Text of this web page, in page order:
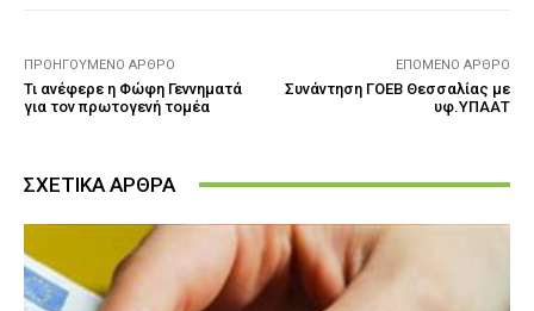
ΠΡΟΗΓΟΎΜΕΝΟ ΆΡΘΡΟ
Τι ανέφερε η Φώφη Γεννηματά
για τον πρωτογενή τομέα
ΕΠΌΜΕΝΟ ΆΡΘΡΟ
Συνάντηση ΓΟΕΒ Θεσσαλίας με
υφ.ΥΠΑΑΤ
ΣΧΕΤΙΚΑ ΑΡΘΡΑ